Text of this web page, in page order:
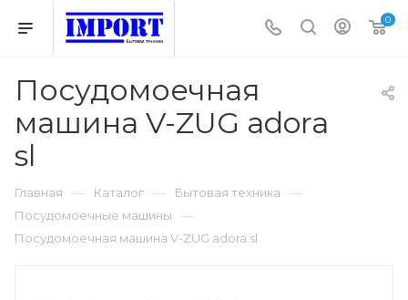
0
Посудомоечная
машина V-ZUG adora
sl
Главная — Каталог — Бытовая техника —
Посудомоечные машины —
Посудомоечная машина V-ZUG adora sl